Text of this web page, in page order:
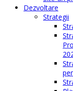
Dezvoltare
Strategii